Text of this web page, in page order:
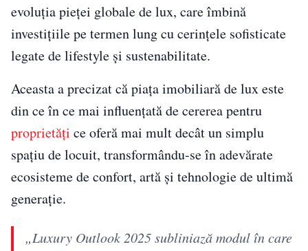
evoluția pieței globale de lux, care îmbină
investițiile pe termen lung cu cerințele sofisticate
legate de lifestyle și sustenabilitate.
Aceasta a precizat că piața imobiliară de lux este
din ce în ce mai influențată de cererea pentru
proprietăți ce oferă mai mult decât un simplu
spațiu de locuit, transformându-se în adevărate
ecosisteme de confort, artă și tehnologie de ultimă
generație.
„Luxury Outlook 2025 subliniază modul în care